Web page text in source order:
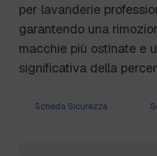
per lavanderie
garantendo una
macchie più ostinate e
significativa della
Scheda Sicurezza